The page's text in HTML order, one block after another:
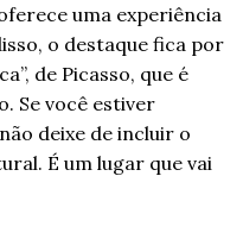
uma experiência
o destaque fica por
de Picasso, que é
Se você estiver
deixe de incluir o
É um lugar que vai